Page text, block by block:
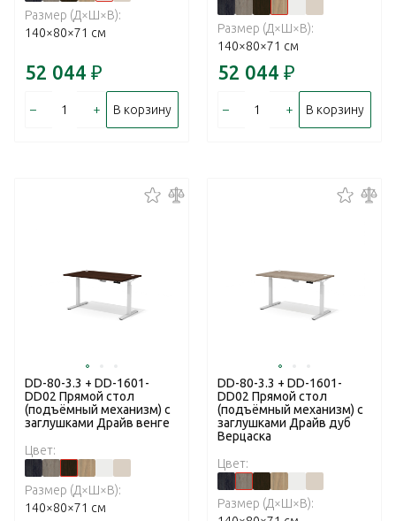
Размер (Д×Ш×В):
140×80×71 см
52 044 ₽
– + В корзину
Размер (Д×Ш×В):
140×80×71 см
52 044 ₽
– + В корзину
DD-80-3.3 + DD-1601-
DD02 Прямой стол
(подъёмный механизм) с
заглушками Драйв венге
Цвет:
Размер (Д×Ш×В):
140×80×71 см
DD-80-3.3 + DD-1601-
DD02 Прямой стол
(подъёмный механизм) с
заглушками Драйв дуб
Верцаска
Цвет:
Размер (Д×Ш×В):